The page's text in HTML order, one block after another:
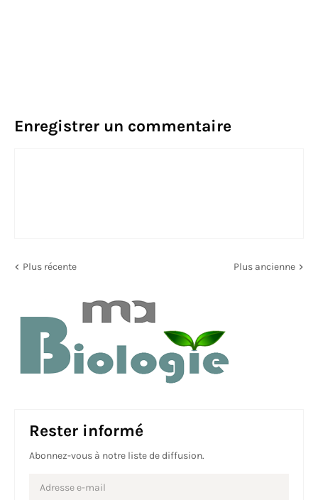
Enregistrer un commentaire
Plus récente Plus ancienne
Rester informé
Abonnez-vous à notre liste de diffusion.